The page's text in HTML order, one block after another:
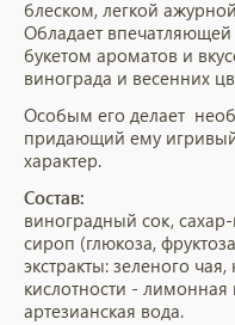
блеском, легкой
Обладает
букетом ароматов и
винограда и весенних
Особым его делает
придающий ему
характер.
Состав:
виноградный сок,
сироп (глюкоза,
экстракты: зеленого
кислотности - лимонная
артезианская вода.